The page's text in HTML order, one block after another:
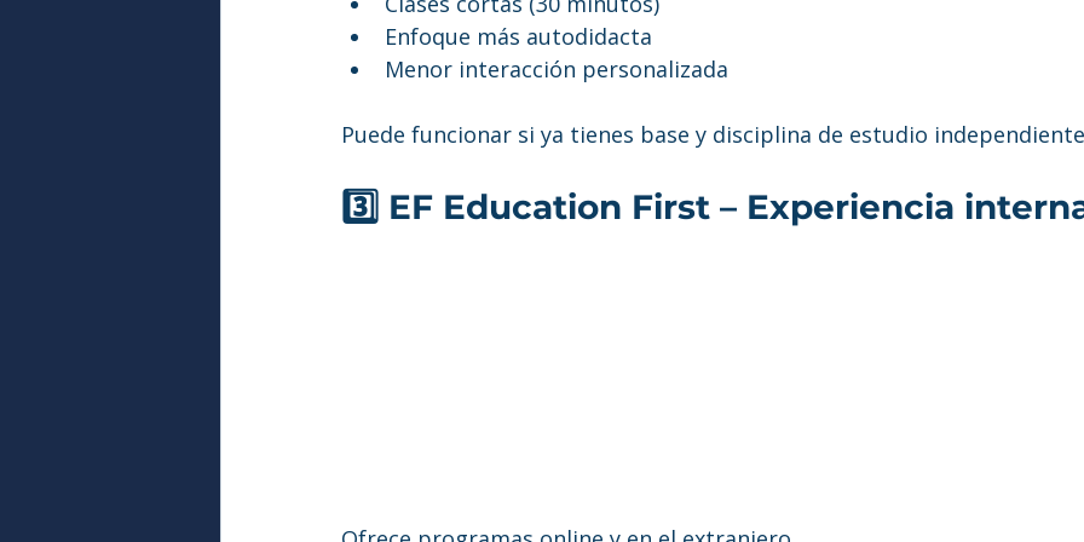
Enfoque más autodidacta
Menor interacción personalizada
Puede funcionar si ya tienes base y disciplina de estudio
3️⃣ EF Education First – Experiencia